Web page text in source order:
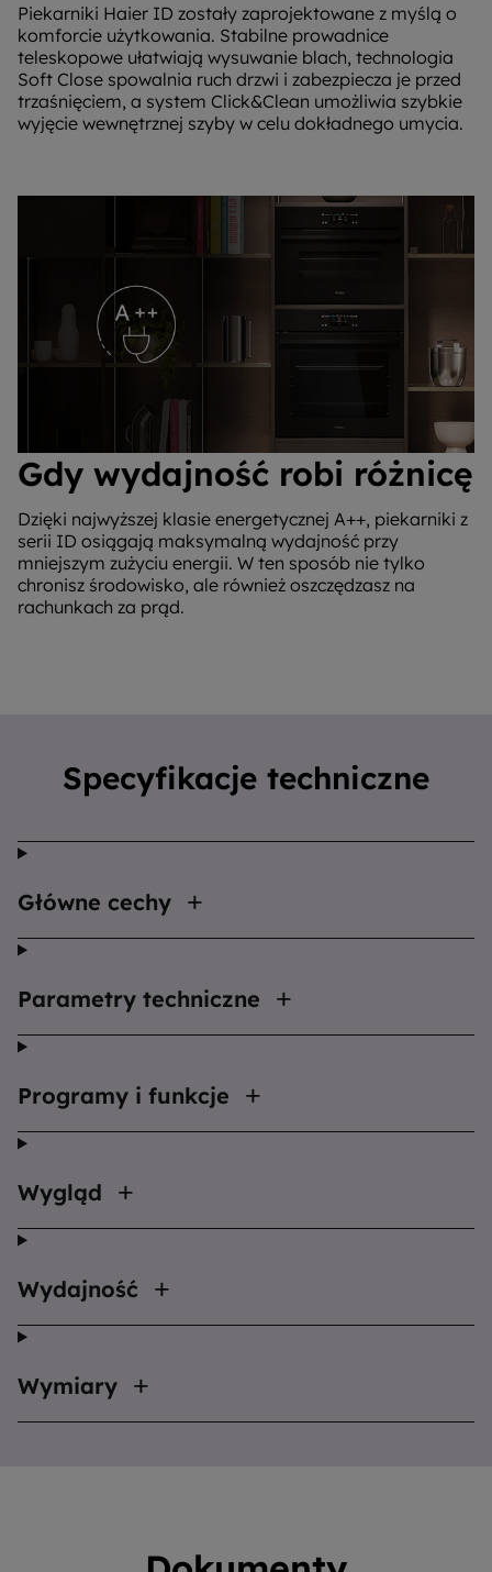
Piekarniki Haier ID zostały zaprojektowane z myślą o
komforcie użytkowania. Stabilne prowadnice
teleskopowe ułatwiają wysuwanie blach, technologia
Soft Close spowalnia ruch drzwi i zabezpiecza je przed
trzaśnięciem, a system Click&Clean umożliwia szybkie
wyjęcie wewnętrznej szyby w celu dokładnego umycia.
Gdy wydajność robi różnicę
Dzięki najwyższej klasie energetycznej A++, piekarniki z
serii ID osiągają maksymalną wydajność przy
mniejszym zużyciu energii. W ten sposób nie tylko
chronisz środowisko, ale również oszczędzasz na
rachunkach za prąd.
Specyfikacje techniczne
Główne cechy
Parametry techniczne
Programy i funkcje
Wygląd
Wydajność
Wymiary